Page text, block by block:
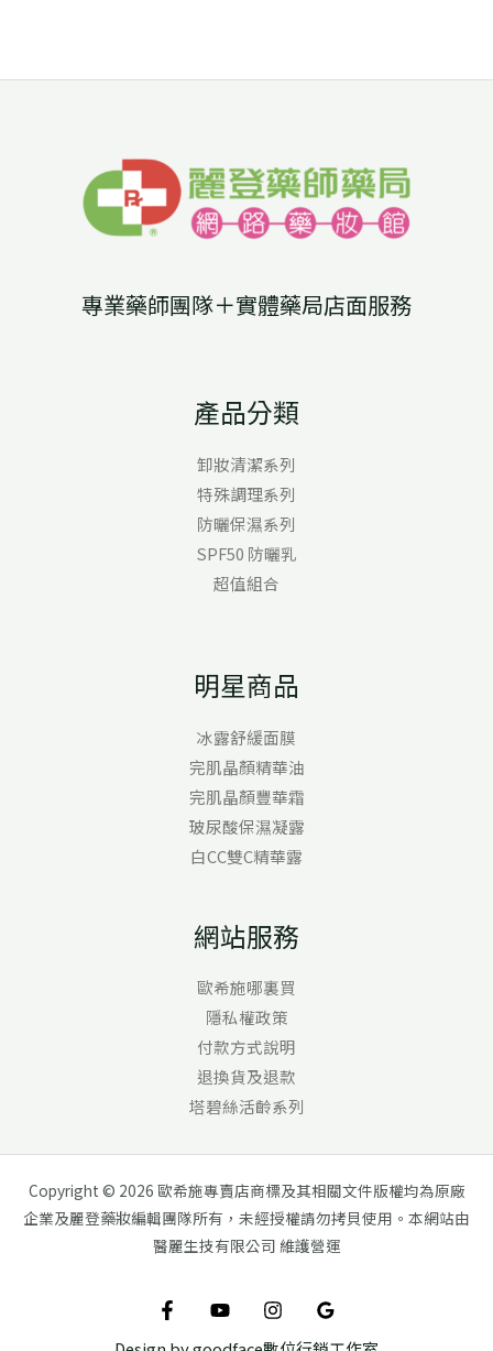
專業藥師團隊＋實體藥局店面服務
產品分類
卸妝清潔系列
特殊調理系列
防曬保濕系列
SPF50 防曬乳
超值組合
明星商品
冰露舒緩面膜
完肌晶顏精華油
完肌晶顏豐華霜
玻尿酸保濕凝露
白CC雙C精華露
網站服務
歐希施哪裏買
隱私權政策
付款方式說明
退換貨及退款
塔碧絲活齡系列
Copyright © 2026 歐希施專賣店商標及其相關文件版權均為原廠
企業及麗登藥妝編輯團隊所有，未經授權請勿拷貝使用。本網站由
醫麗生技有限公司 維護營運